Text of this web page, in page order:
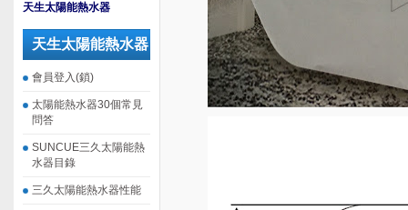
天生太陽能熱水器
天生太陽能熱水器
會員登入(鎖)
太陽能熱水器30個常見
問答
SUNCUE三久太陽能熱
水器目錄
三久太陽能熱水器性能